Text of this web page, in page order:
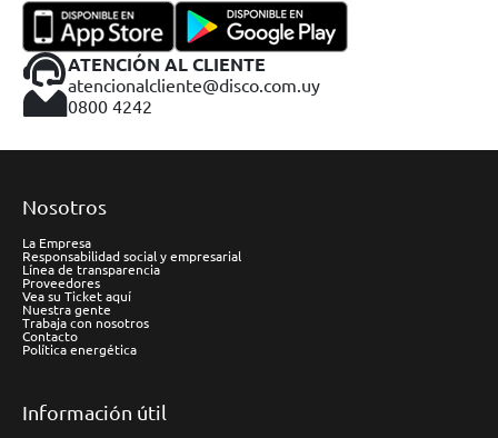
ATENCIÓN AL CLIENTE
atencionalcliente@disco.com.uy
0800 4242
Nosotros
La Empresa
Responsabilidad social y empresarial
Línea de transparencia
Proveedores
Vea su Ticket aquí
Nuestra gente
Trabaja con nosotros
Contacto
Política energética
Información útil